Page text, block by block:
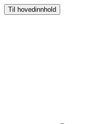
Til hovedinnhold